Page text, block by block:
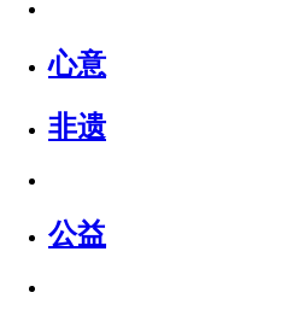
心意
非遗
公益